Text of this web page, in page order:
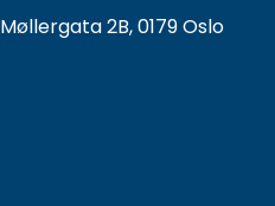
Møllergata 2B, 0179 Oslo